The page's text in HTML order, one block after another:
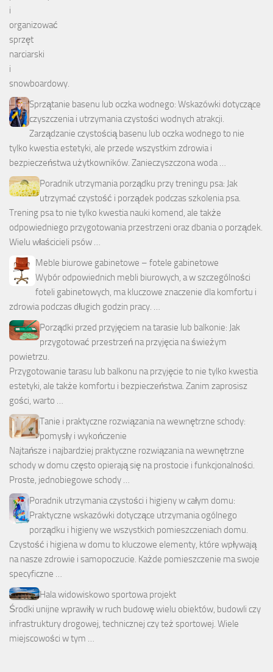
Sprzątanie basenu lub oczka wodnego: Wskazówki dotyczące
czyszczenia i utrzymania czystości wodnych atrakcji.
Zarządzanie czystością basenu lub oczka wodnego to nie
tylko kwestia estetyki, ale przede wszystkim zdrowia i
bezpieczeństwa użytkowników. Zanieczyszczona woda …
Poradnik utrzymania porządku przy treningu psa: Jak
utrzymać czystość i porządek podczas szkolenia psa.
Trening psa to nie tylko kwestia nauki komend, ale także
odpowiedniego przygotowania przestrzeni oraz dbania o porządek.
Wielu właścicieli psów …
Meble biurowe gabinetowe – fotele gabinetowe
Wybór odpowiednich mebli biurowych, a w szczególności
foteli gabinetowych, ma kluczowe znaczenie dla komfortu i
zdrowia podczas długich godzin pracy. …
Porządki przed przyjęciem na tarasie lub balkonie: Jak
przygotować przestrzeń na przyjęcia na świeżym
powietrzu.
Przygotowanie tarasu lub balkonu na przyjęcie to nie tylko kwestia
estetyki, ale także komfortu i bezpieczeństwa. Zanim zaprosisz
gości, warto …
Tanie i praktyczne rozwiązania na wewnętrzne schody:
pomysły i wykończenie
Najtańsze i najbardziej praktyczne rozwiązania na wewnętrzne
schody w domu często opierają się na prostocie i funkcjonalności.
Proste, jednobiegowe schody …
Poradnik utrzymania czystości i higieny w całym domu:
Praktyczne wskazówki dotyczące utrzymania ogólnego
porządku i higieny we wszystkich pomieszczeniach domu.
Czystość i higiena w domu to kluczowe elementy, które wpływają
na nasze zdrowie i samopoczucie. Każde pomieszczenie ma swoje
specyficzne …
Hala widowiskowo sportowa projekt
Środki unijne wprawiły w ruch budowę wielu obiektów, budowli czy
infrastruktury drogowej, technicznej czy też sportowej. Wiele
miejscowości w tym …